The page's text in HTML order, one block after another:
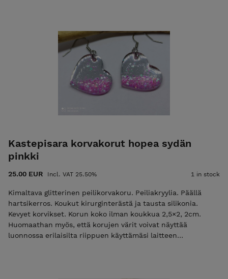
Kastepisara korvakorut hopea sydän
pinkki
25.00 EUR Incl. VAT 25.50% 1 in stock
Kimaltava glitterinen peilikorvakoru. Peiliakryylia. Päällä
hartsikerros. Koukut kirurginterästä ja tausta silikonia.
Kevyet korvikset. Korun koko ilman koukkua 2,5×2, 2cm.
Huomaathan myös, että korujen värit voivat näyttää
luonnossa erilaisilta riippuen käyttämäsi laitteen